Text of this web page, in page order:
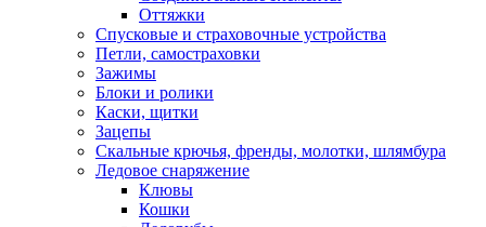
Оттяжки
Спусковые и страховочные устройства
Петли, самостраховки
Зажимы
Блоки и ролики
Каски, щитки
Зацепы
Скальные крючья, френды, молотки, шлямбура
Ледовое снаряжение
Клювы
Кошки